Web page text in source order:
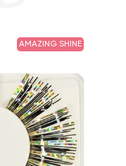
AMAZING SHINE